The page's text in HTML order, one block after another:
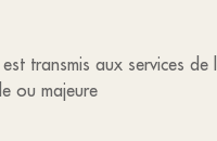
transmis aux services
ou majeure